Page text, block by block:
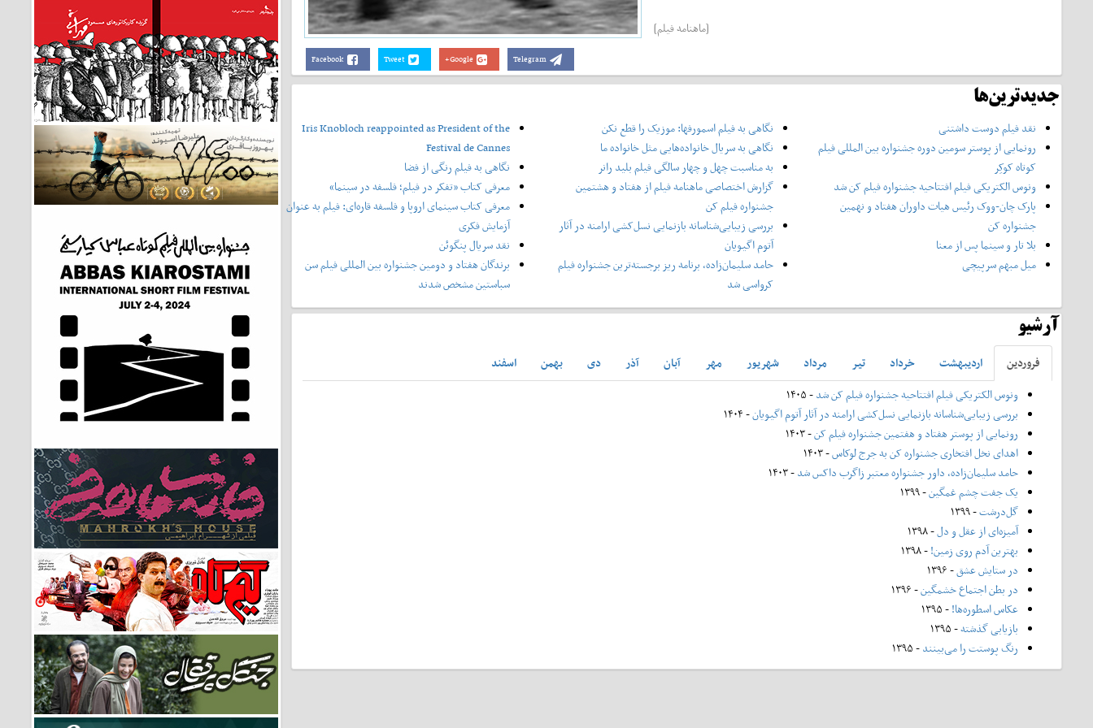
[ماهنامه فیلم]
Facebook Tweet Google+ Telegram
جدیدترین‌ها
نقد فیلم دوست داشتنی
رونمایی از پوستر‌ سومین دوره جشنواره بین المللی فیلم
کوتاه کوکِر
ونوس الکتریکی فیلم افتتاحیه جشنواره فیلم کن شد
پارک چان-ووک رئیس هیات داوران هفتاد و نهمین
جشنواره کن
بلا تار و سینما پس از معنا
میل مبهم سرپیچی
نگاهی به فیلم اسمورفها: موزیک را قطع نکن
نگاهی به سریال خانواده‌هایی مثل خانواده ما
به مناسبت چهل و چهار سالگی فیلم بلید رانر
گزارش اختصاصی ماهنامه فیلم از هفتاد و هشتمین
جشنواره فیلم کن
بررسی زیبایی‌شناسانه بازنمایی نسل‌کشی ارامنه در آثار
آتوم اگیویان
حامد سلیمان‌زاده، برنامه ریز برجسته‌ترین جشنواره فیلم
کرواسی شد
Iris Knobloch reappointed as President of the
Festival de Cannes
نگاهی به فیلم رنگی از فضا
معرفی کتاب «تفکر در فیلم؛ فلسفه در سینما»
معرفی کتاب سینمای اروپا و فلسفه قاره‌ای: فیلم به عنوان
آزمایش فکری
نقد سریال پنگوئن
برندگان هفتاد و دومین جشنواره بین المللی فیلم سن
سباستین مشخص شدند
آرشیو
فروردين ارديبهشت خرداد تير مرداد شهريور مهر آبان آذر دی بهمن
اسفند
ونوس الکتریکی فیلم افتتاحیه جشنواره فیلم کن شد- ۱۴۰۵
بررسی زیبایی‌شناسانه بازنمایی نسل‌کشی ارامنه در آثار آتوم اگیویان- ۱۴۰۴
رونمایی از پوستر هفتاد و هفتمین جشنواره فیلم کن- ۱۴۰۳
اهدای نخل افتخاری جشنواره کن به جرج لوکاس- ۱۴۰۳
حامد سلیمان‌زاده، داور جشنواره معتبر زاگرب داکس شد- ۱۴۰۳
یک جفت چشم غمگین- ۱۳۹۹
گل‌درشت- ۱۳۹۹
آمیزه‌ای از عقل و دل- ۱۳۹۸
بهترین آدم روی زمین!- ۱۳۹۸
در ستایش عشق- ۱۳۹۶
در بطن اجتماع خشمگین- ۱۳۹۶
عکاس اسطوره‌ها!- ۱۳۹۵
بازیابی گذشته- ۱۳۹۵
رنگ پوستت را می‌بینند- ۱۳۹۵